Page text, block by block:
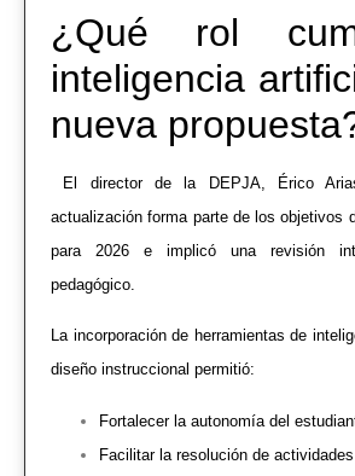
¿Qué rol
inteligencia
nueva
El director de la DEPJA, Érico
actualización forma parte de los objetivos
para 2026 e implicó una revisión
pedagógico.
La incorporación de herramientas de
diseño instruccional permitió:
Fortalecer la autonomía del
Facilitar la resolución de actividades